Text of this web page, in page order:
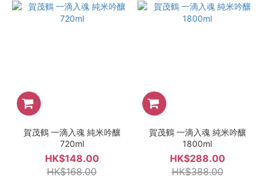
賀茂鶴 一滴入魂 純米吟釀
720ml
HK$148.00
HK$168.00
賀茂鶴 一滴入魂 純米吟釀
1800ml
HK$288.00
HK$388.00